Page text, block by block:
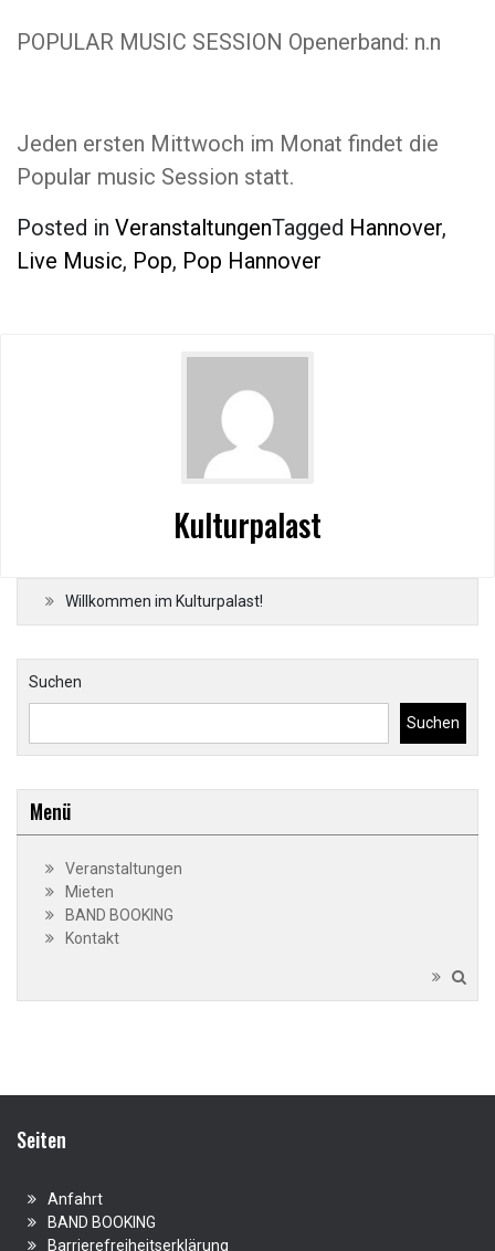
POPULAR MUSIC SESSION Openerband: n.n
Jeden ersten Mittwoch im Monat findet die
Popular music Session statt.
Posted in VeranstaltungenTagged Hannover,
Live Music, Pop, Pop Hannover
Kulturpalast
Willkommen im Kulturpalast!
Suchen
Suchen
Menü
Veranstaltungen
Mieten
BAND BOOKING
Kontakt
Seiten
Anfahrt
BAND BOOKING
Barrierefreiheitserklärung